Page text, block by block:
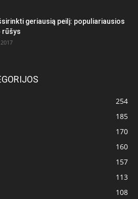
geriausią peilį: populiariausios
rūšys
254
185
170
160
157
113
108